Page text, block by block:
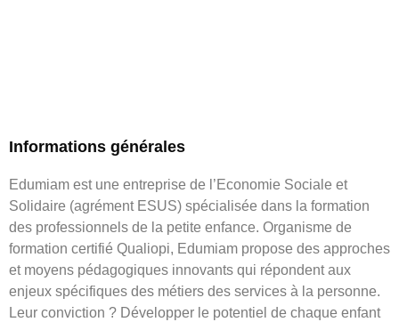
Informations générales
Edumiam est une entreprise de l’Economie Sociale et
Solidaire (agrément ESUS) spécialisée dans la formation
des professionnels de la petite enfance. Organisme de
formation certifié Qualiopi, Edumiam propose des approches
et moyens pédagogiques innovants qui répondent aux
enjeux spécifiques des métiers des services à la personne.
Leur conviction ? Développer le potentiel de chaque enfant